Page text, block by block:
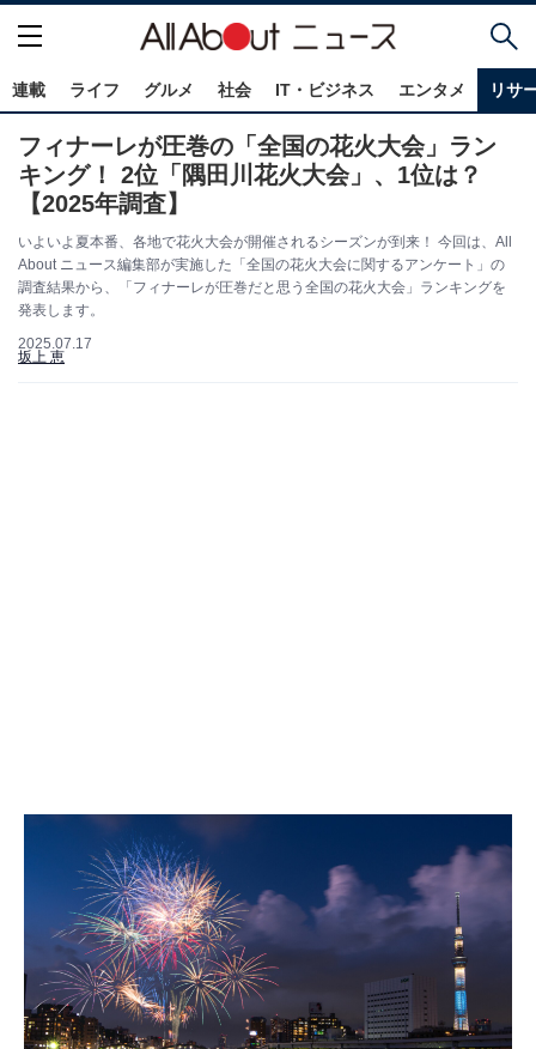
連載 ライフ グルメ 社会 IT・ビジネス エンタメ リサ
フィナーレが圧巻の「全国の花火大会」ラン
キング！ 2位「隅田川花火大会」、1位は？
【2025年調査】
いよいよ夏本番、各地で花火大会が開催されるシーズンが到来！ 今回は、All
About ニュース編集部が実施した「全国の花火大会に関するアンケート」の
調査結果から、「フィナーレが圧巻だと思う全国の花火大会」ランキングを
発表します。
2025.07.17
坂上 恵